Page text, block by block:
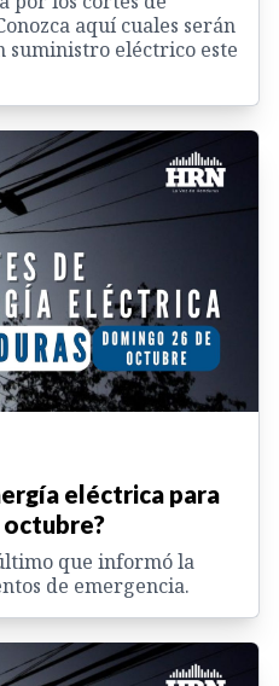
aquí cuales serán
suministro eléctrico este
eléctrica para
que informó la
de emergencia.